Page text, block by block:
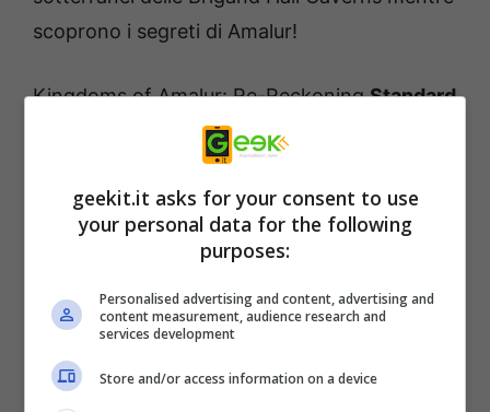
scoprono i segreti di Amalur!
Kingdoms of Amalur: Re-ReckoningStandard
sarà disponibile l’8 settembre 2020.
Anchela Fate Editiondi Kingdoms of Amalur:
Re-Reckoning arriverà l’8 settembre 2020.
La Fate Edition contiene il gioco completo
Kingdoms of Amalur: Re-Reckoning e
l’imminente espansione Fatesworn, che
uscirà nel 2021.
geekit.it asks for your consent to use
your personal data for the following
purposes:
Personalised advertising and content, advertising and
content measurement, audience research and
services development
Store and/or access information on a device